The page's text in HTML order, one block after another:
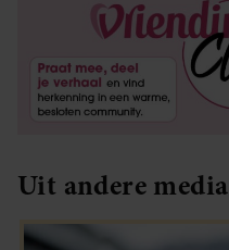
Uit andere media